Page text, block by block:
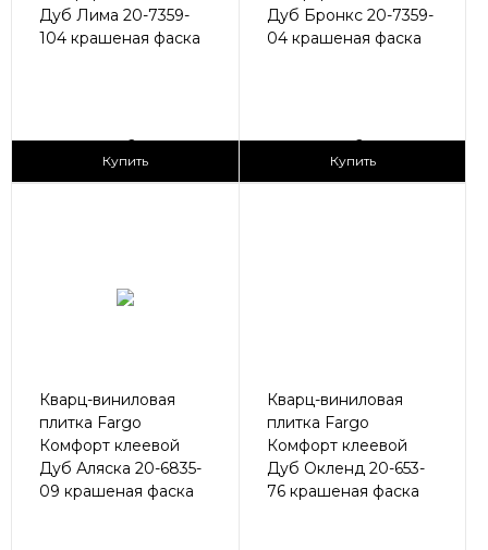
Дуб Лима 20-7359-
104 крашеная фаска
2
Купить
Дуб Бронкс 20-7359-
04 крашеная фаска
2
Купить
Кварц-виниловая
плитка Fargo
Комфорт клеевой
Дуб Аляска 20-6835-
09 крашеная фаска
Кварц-виниловая
плитка Fargo
Комфорт клеевой
Дуб Окленд 20-653-
76 крашеная фаска